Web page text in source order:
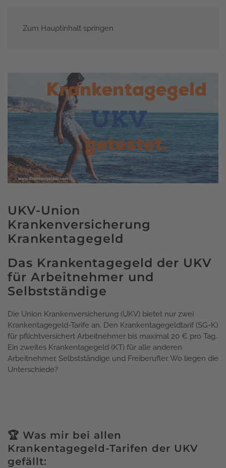
Zum Hauptinhalt springen
UKV-Union
Krankenversicherung
Krankentagegeld
Das Krankentagegeld der UKV
für Arbeitnehmer und
Selbstständige
Die Union Krankenversicherung (UKV) bietet nur zwei
Krankentagegeld-Tarife an. Den Krankentagegeldtarif (SG-K)
für pflichtversichert Arbeitnehmer bis maximal 20 € pro Tag.
Ein zweites Krankentagegeld (KT) für alle anderen
Arbeitnehmer, Selbstständige und Freiberufler. Wo liegen die
Unterschiede?
🏆 Was mir bei allen
Krankentagegeld-Tarifen der UKV
gefällt: